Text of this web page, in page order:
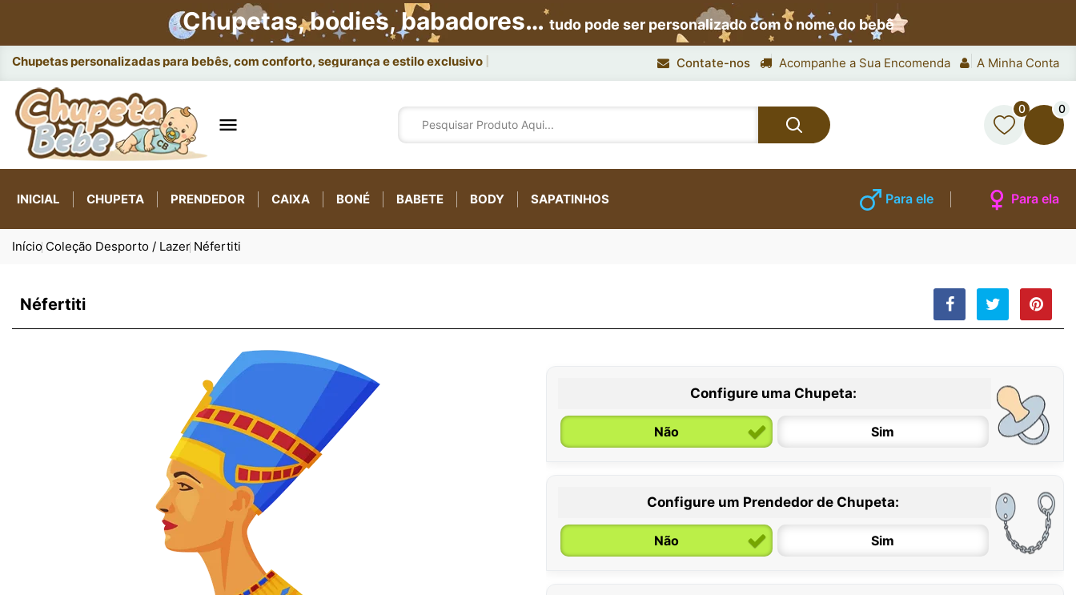
Chupetas, bodies, babadores…tudo pode ser personalizado com o nome do bebê
Ac Contate-nos Acompanhe a Sua Encomenda A Minha Conta

0 0
INICIAL CHUPETA PRENDEDOR CAIXA BONÉ BABETE BODY SAPATINHOS Para ele Para ela
Início Coleção Desporto / Lazer Néfertiti
Néfertiti
Configure uma Chupeta:
Não Sim
0 / 6 meses
Configure um Prendedor de Chupeta:
Não Sim